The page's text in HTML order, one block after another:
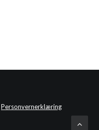
Personvernerklæring